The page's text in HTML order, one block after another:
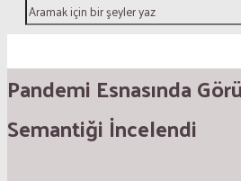
Pandemi Esnasında
Semantiği İncelendi